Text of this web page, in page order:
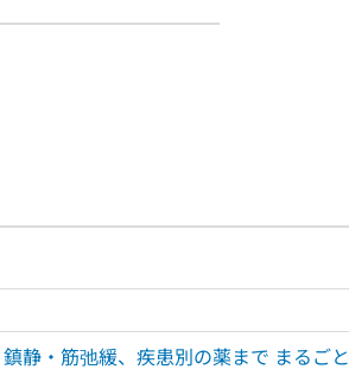
静・筋弛緩、疾患別の薬まで まるご